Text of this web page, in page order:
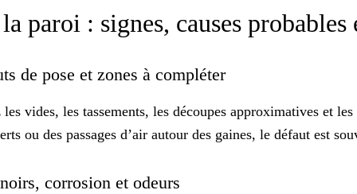
paroi : signes, causes
de pose et zones à compléter
vides, les tassements, les découpes approximatives et
ou des passages d’air autour des gaines, le défaut est
corrosion et odeurs